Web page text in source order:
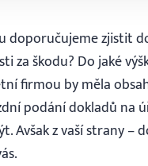
doporučujeme zjistit
za škodu? Do jaké
firmou by měla
podání dokladů na
Avšak z vaší strany